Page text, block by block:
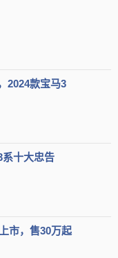
2024款宝马3
系十大忠告
市，售30万起